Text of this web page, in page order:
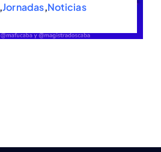
,Jornadas,Noticias